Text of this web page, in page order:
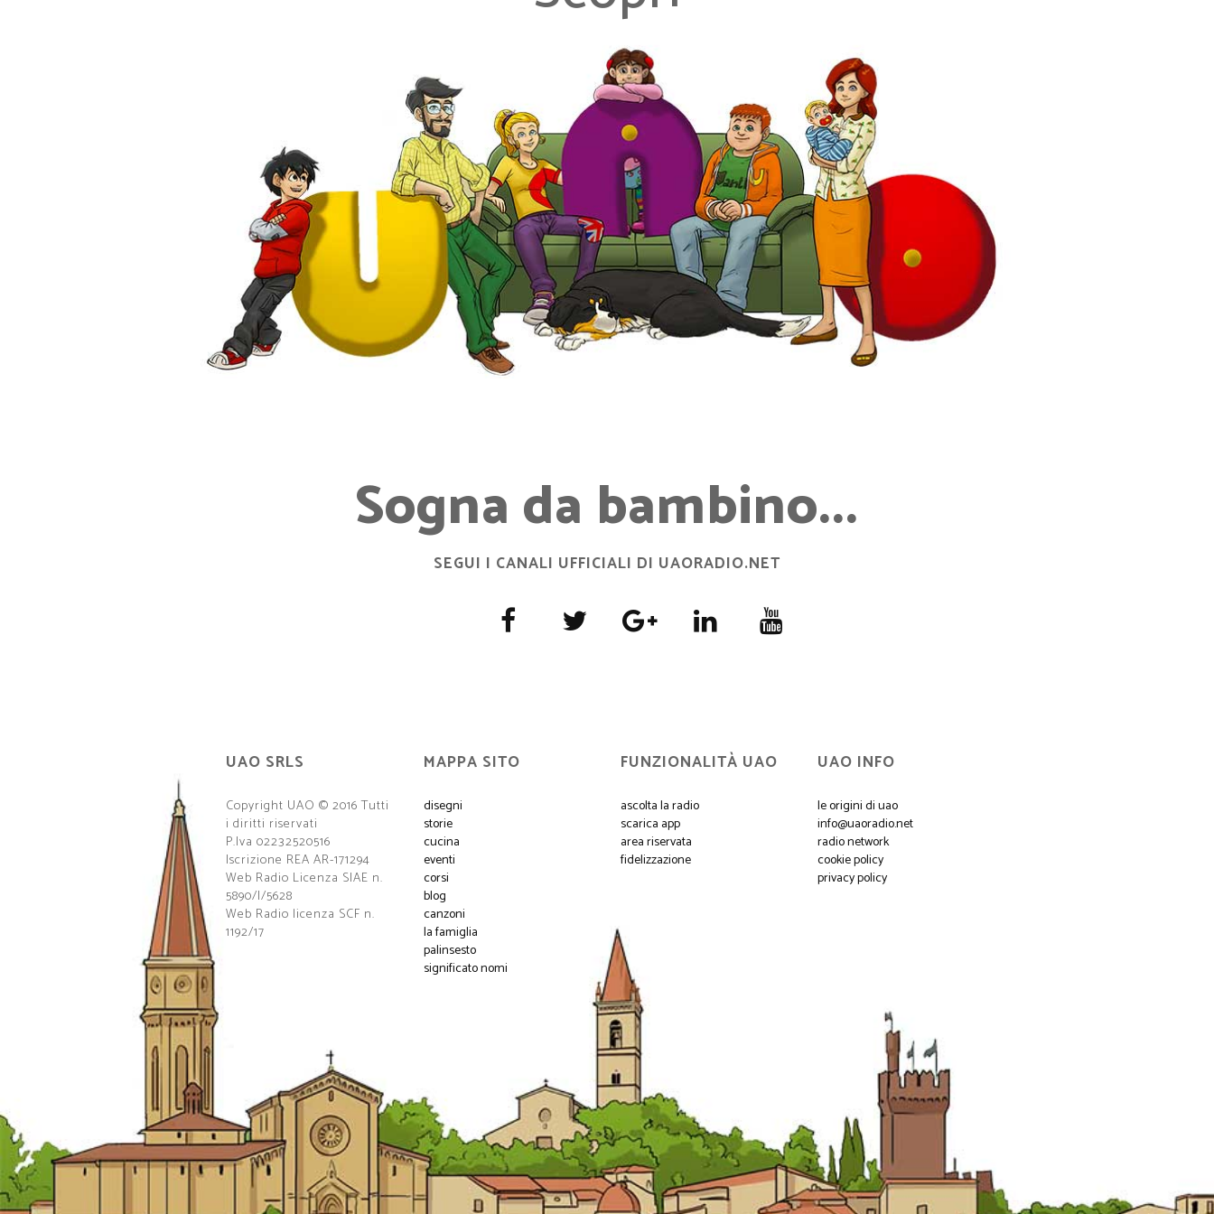
Sogna da bambino...
SEGUI I CANALI UFFICIALI DI UAORADIO.NET
UAO SRLS
Copyright UAO © 2016 Tutti
i diritti riservati
P.Iva 02232520516
Iscrizione REA AR-171294
Web Radio Licenza SIAE n.
5890/I/5628
Web Radio licenza SCF n.
1192/17
MAPPA SITO
disegni
storie
cucina
eventi
corsi
blog
canzoni
la famiglia
palinsesto
significato nomi
FUNZIONALITÀ UAO
ascolta la radio
scarica app
area riservata
fidelizzazione
UAO INFO
le origini di uao
info@uaoradio.net
radio network
cookie policy
privacy policy